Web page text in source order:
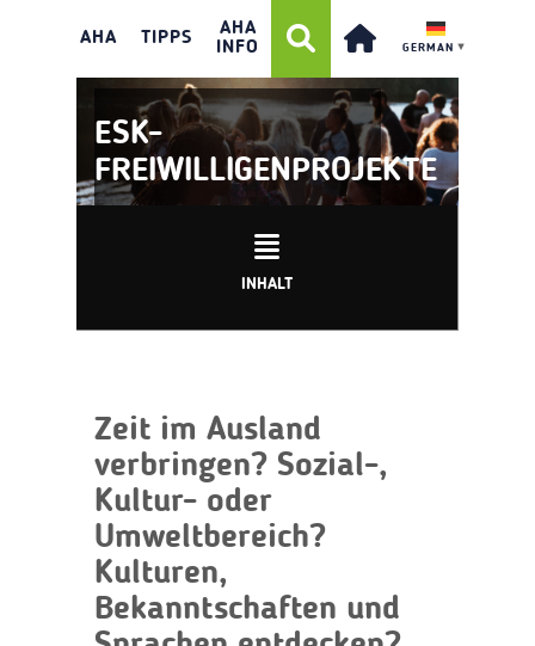
AHA TIPPS
AHA
INFO
GERMAN ▼
ESK-
FREIWILLIGENPROJEKTE
INHALT
Zeit im Ausland
verbringen? Sozial-,
Kultur- oder
Umweltbereich?
Kulturen,
Bekanntschaften und